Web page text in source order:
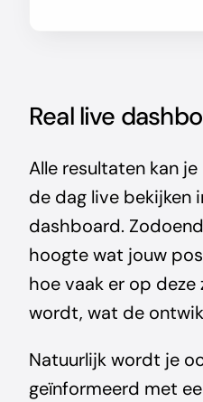
Real live
Alle resultaten kan
de dag live bekijken
dashboard.
hoogte wat jouw
hoe vaak er op
wordt, wat de
Natuurlijk wordt je
geïnformeerd met